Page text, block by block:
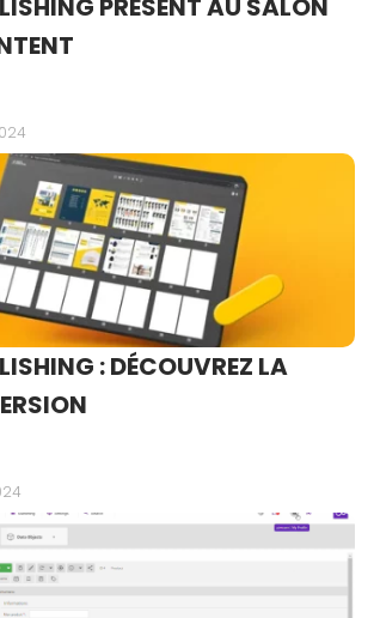
PRÉSENT AU SALON
: DÉCOUVREZ LA